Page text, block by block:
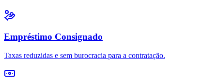
Empréstimo Consignado
Taxas reduzidas e sem burocracia para a contratação.